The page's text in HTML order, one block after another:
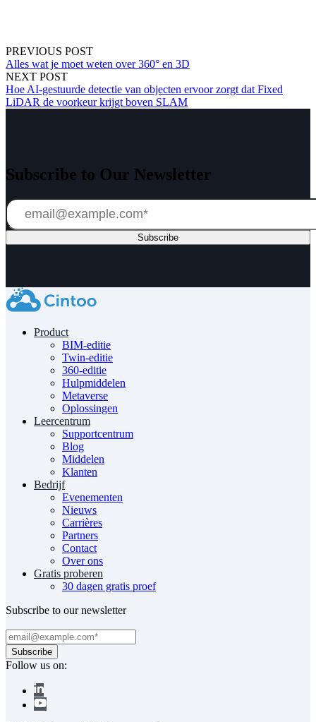
PREVIOUS POST
Alles wat je moet weten over 360° en 3D
NEXT POST
Hoe AI-gestuurde detectie van objecten ervoor zorgt dat Fixed
LiDAR de voorkeur krijgt boven SLAM
Subscribe to Our Newsletter
Product
BIM-editie
Twin-editie
360-editie
Hulpmiddelen
Metaverse
Oplossingen
Leercentrum
Supportcentrum
Blog
Middelen
Klanten
Bedrijf
Evenementen
Nieuws
Carrières
Partners
Contact
Over ons
Gratis proberen
30 dagen gratis proef
Subscribe to our newsletter
Follow us on: